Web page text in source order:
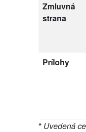
Zmluvná
strana
Prílohy
* Uvedená